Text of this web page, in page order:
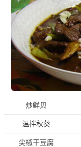
炒鲜贝
温拌秋葵
尖椒干豆腐